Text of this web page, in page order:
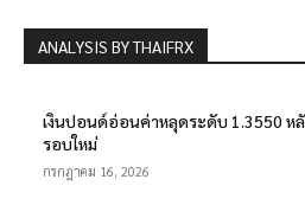
ANALYSIS BY THAIFRX
เงินปอนด์อ่อนค่าหลุดระดับ 1.3550 ห
รอบใหม่
กรกฎาคม 16, 2026